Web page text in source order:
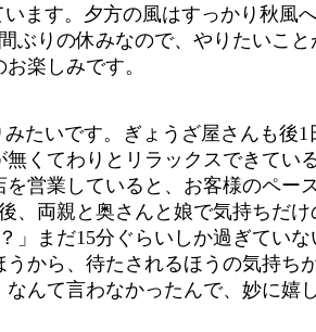
ます。夕方の風はすっかり秋風
ぶりの休みなので、やりたいこ
楽しみです。
いです。ぎょうざ屋さんも後1
くてわりとリラックスできてい
営業していると、お客様のペー
両親と奥さんと娘で気持ちだ
まだ15分ぐらいしか過ぎてい
から、待たされるほうの気持ち
んて言わなかったんで、妙に嬉